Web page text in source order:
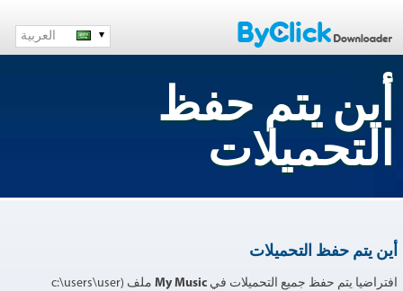
العربية
أين يتم حفظ
التحميلات
أين يتم حفظ التحميلات
افتراضيا يتم حفظ جميع التحميلات فيMy Music
ملف (c:\users\user